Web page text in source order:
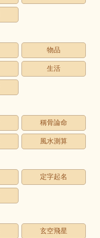
物品
生活
稱骨論命
風水測算
定字起名
玄空飛星